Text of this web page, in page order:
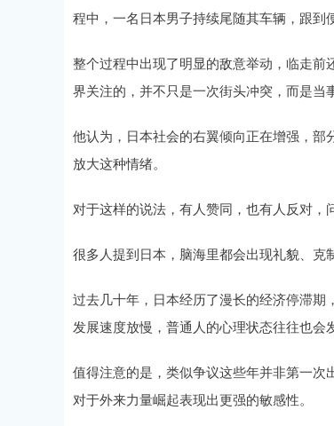
程中，一名日本男子持续尾随其车辆，跟到
整个过程中出现了明显的敌意举动，临走
界关注的，并不只是一次街头冲突，而是当
他认为，日本社会的右翼倾向正在增强，
放大这种情绪。
对于这样的说法，有人赞同，也有人反对
很多人提到日本，脑海里都会出现礼貌、克
过去几十年，日本经历了漫长的经济停滞
发展速度放慢，普通人的心理状态往往也会
值得注意的是，类似争议这些年并非第一
对于外来力量崛起表现出更强的敏感性。
2.13%